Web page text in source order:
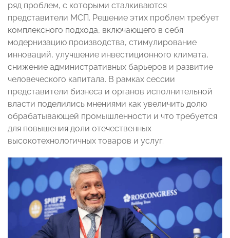
ряд проблем, с которыми сталкиваются
представители МСП. Решение этих проблем требует
комплексного подхода, включающего в себя
модернизацию производства, стимулирование
инноваций, улучшение инвестиционного климата,
снижение административных барьеров и развитие
человеческого капитала. В рамках сессии
представители бизнеса и органов исполнительной
власти поделились мнениями как увеличить долю
обрабатывающей промышленности и что требуется
для повышения доли отечественных
высокотехнологичных товаров и услуг.